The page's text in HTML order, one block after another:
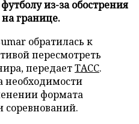
из-за обострения
границе.
обратилась к
пересмотреть
передаетТАСС.
необходимости
формата
соревнований.